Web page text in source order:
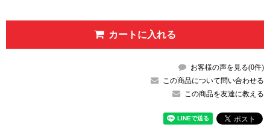
カートに入れる
お客様の声を見る(0件)
この商品について問い合わせる
この商品を友達に教える